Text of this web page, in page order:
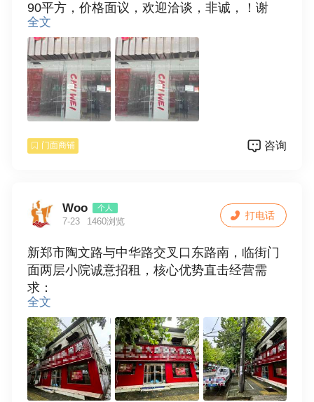
90平方，价格面议，欢迎洽谈，非诚，！谢
谢！
全文
门面商铺 咨询
Woo 个人
7-23 1460浏览
新郑市陶文路与中华路交叉口东路南，临街门
面两层小院诚意招租，核心优势直击经营需
求：
- 临街位置曝光度高✨，往来人流密集，适合开
设便利店、果蔬店、特色餐饮、社区服务等业
态；
- 小院格局独立🏡，可灵活规划经营空间与储
物区域，满足多样化经营场景；
- 地处路口交通便利🚗，客户到店便捷，助力
全文
打电话